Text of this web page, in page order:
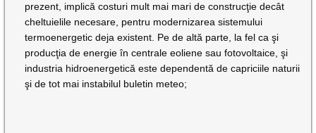
prezent, implică costuri mult mai mari de construcţie decât
cheltuielile necesare, pentru modernizarea sistemului
termoenergetic deja existent. Pe de altă parte, la fel ca şi
producţia de energie în centrale eoliene sau fotovoltaice, şi
industria hidroenergetică este dependentă de capriciile naturii
şi de tot mai instabilul buletin meteo;